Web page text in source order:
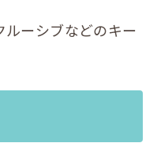
ルーシブなどのキー